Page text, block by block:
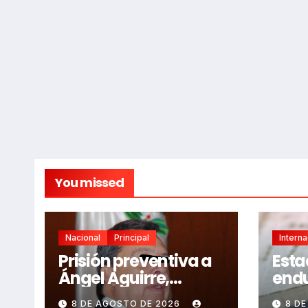
You missed
Nacional Principal
Prisión preventiva a
Ángel Aguirre,
exgobernador de
8 DE AGOSTO DE 2026 8